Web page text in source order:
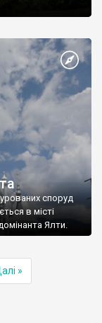
споруд
в місті
Ялти.
»